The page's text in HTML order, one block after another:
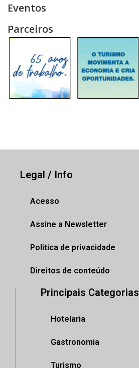
Eventos
Parceiros
Legal / Info
Acesso
Assine a Newsletter
Politica de privacidade
Direitos de conteúdo
Principais Categorias
Hotelaria
Gastronomia
Turismo